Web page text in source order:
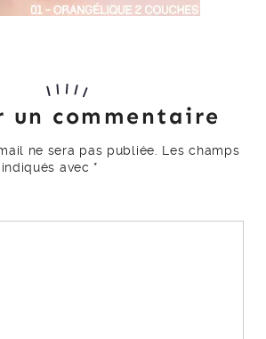
un commentaire
ne sera pas publiée.
Les champs
avec *